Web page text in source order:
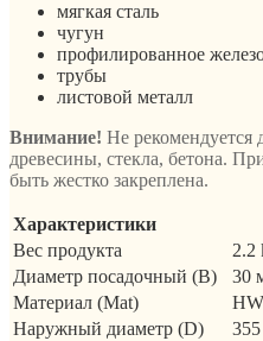
мягкая сталь
чугун
профилированное
трубы
листовой металл
Внимание! Не рекомендуется
древесины, стекла, бетона.
быть жестко закреплена.
Характеристики
Вес продукта
2.2
Диаметр посадочный (B)
30
Материал (Mat)
HW
Наружный диаметр (D)